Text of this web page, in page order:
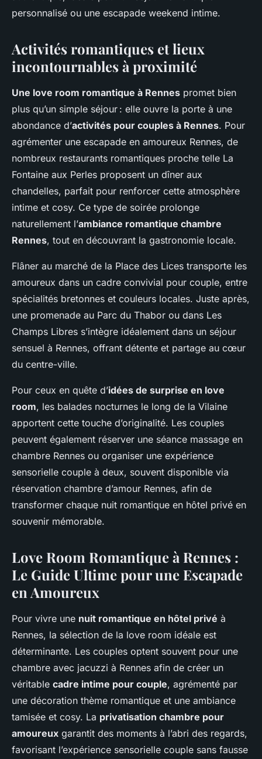
personnalisé ou une escapade weekend intime.
Activités romantiques et lieux
incontournables à proximité
Une love room romantique à Rennes promet bien
plus qu’un simple séjour : elle ouvre la porte à une
abondance d’activités pour couples à Rennes. Pour
agrémenter une escapade en amoureux Rennes, de
nombreux restaurants romantiques proche telle La
Fontaine aux Perles proposent un dîner aux
chandelles, parfait pour renforcer cette atmosphère
intime et cosy. Ce type de soirée prolonge
naturellement l’ambiance romantique chambre
Rennes, tout en découvrant la gastronomie locale.
Flâner au marché de la Place des Lices transporte les
amoureux dans un cadre convivial pour couple, entre
spécialités bretonnes et couleurs locales. Juste après,
une promenade au Parc du Thabor ou dans Les
Champs Libres s’intègre idéalement dans un séjour
sensuel à Rennes, offrant détente et partage au cœur
du centre-ville.
Pour ceux en quête d’idées de surprise en love
room, les balades nocturnes le long de la Vilaine
apportent cette touche d’originalité. Les couples
peuvent également réserver une séance massage en
chambre Rennes ou organiser une expérience
sensorielle couple à deux, souvent disponible via
réservation chambre d’amour Rennes, afin de
transformer chaque nuit romantique en hôtel privé en
souvenir mémorable.
Love Room Romantique à Rennes :
Le Guide Ultime pour une Escapade
en Amoureux
Pour vivre une nuit romantique en hôtel privé à
Rennes, la sélection de la love room idéale est
déterminante. Les couples optent souvent pour une
chambre avec jacuzzi à Rennes afin de créer un
véritable cadre intime pour couple, agrémenté par
une décoration thème romantique et une ambiance
tamisée et cosy. La privatisation chambre pour
amoureux garantit des moments à l’abri des regards,
favorisant l’expérience sensorielle couple sans fausse